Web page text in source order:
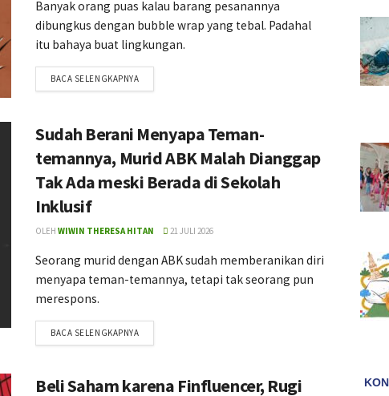
Banyak orang puas kalau barang pesanannya
dibungkus dengan bubble wrap yang tebal. Padahal
itu bahaya buat lingkungan.
BACA SELENGKAPNYA
Sudah Berani Menyapa Teman-
temannya, Murid ABK Malah Dianggap
Tak Ada meski Berada di Sekolah
Inklusif
OLEH WIWIN THERESA HITAN 21 JULI 2026
Seorang murid dengan ABK sudah memberanikan diri
menyapa teman-temannya, tetapi tak seorang pun
merespons.
BACA SELENGKAPNYA
Beli Saham karena Finfluencer, Rugi